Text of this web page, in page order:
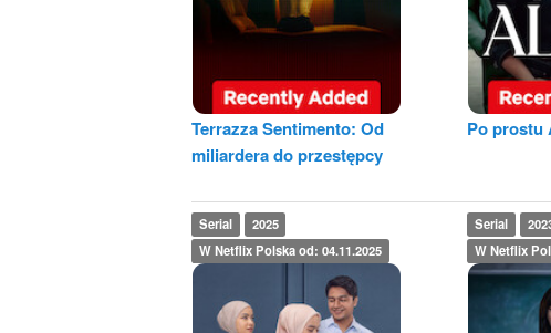
Terrazza Sentimento: Od
miliardera do przestępcy
Po prostu
Serial
2025
W Netflix Polska od: 04.11.2025
Serial
W Netflix